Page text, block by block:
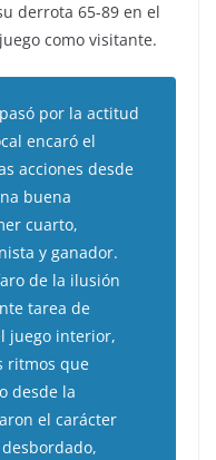
derrota 65-89 en el
como visitante.
por la actitud
encaró el
acciones desde
buena
cuarto,
y ganador.
de la ilusión
tarea de
juego interior,
ritmos que
desde la
el carácter